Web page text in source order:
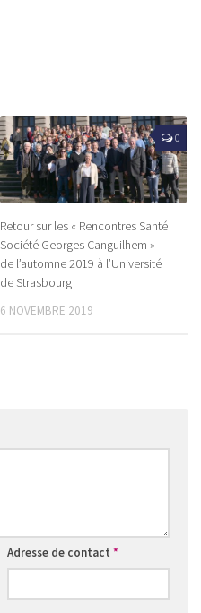
0
Retour sur les « Rencontres Santé
Société Georges Canguilhem »
de l’automne 2019 à l’Université
de Strasbourg
6 NOVEMBRE 2019
Adresse de contact *